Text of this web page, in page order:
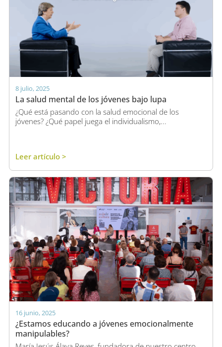
8 julio, 2025
La salud mental de los jóvenes bajo lupa
¿Qué está pasando con la salud emocional de los
jóvenes? ¿Qué papel juega el individualismo,...
Leer artículo >
16 junio, 2025
¿Estamos educando a jóvenes emocionalmente
manipulables?